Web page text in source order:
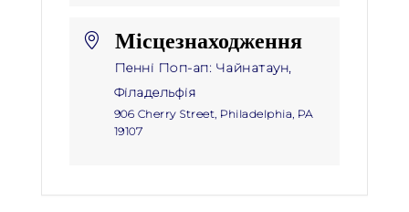
Місцезнаходження
Пенні Поп-ап: Чайнатаун,
Філадельфія
906 Cherry Street, Philadelphia, PA
19107